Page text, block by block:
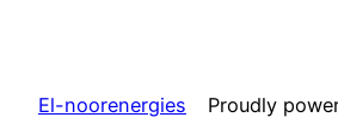
El-noorenergies Proudly